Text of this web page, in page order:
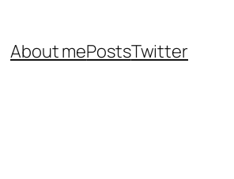
About mePostsTwitter